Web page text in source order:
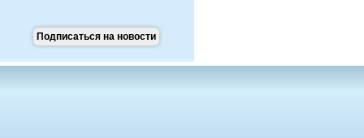
Подписаться на новости